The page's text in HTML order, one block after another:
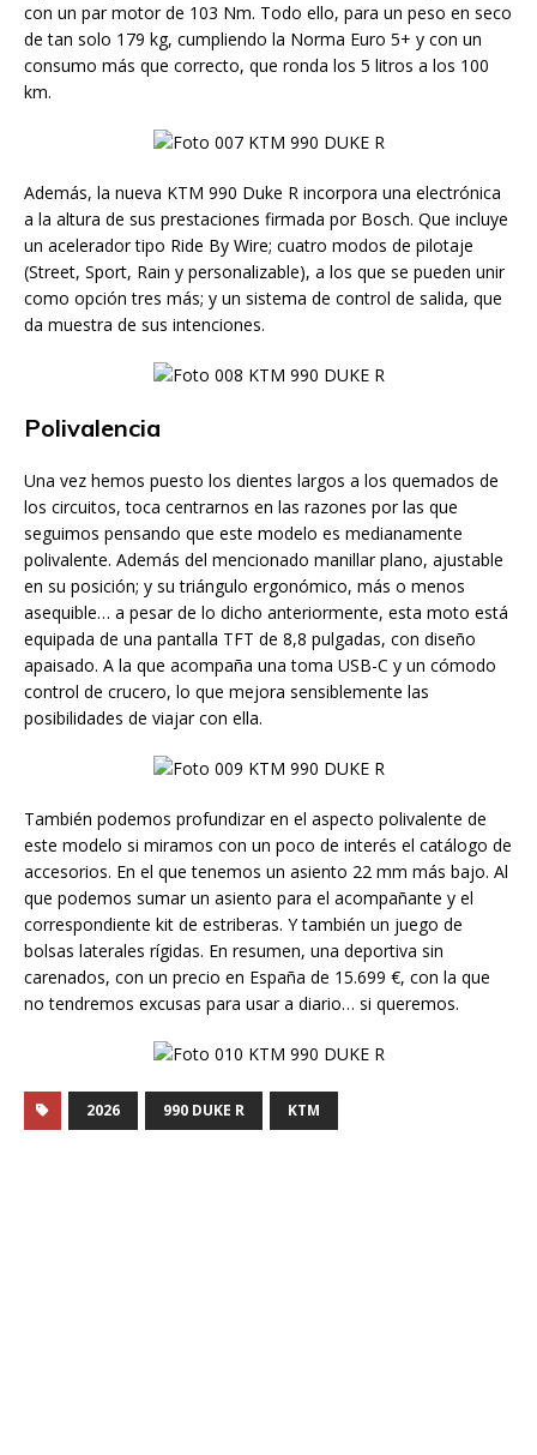
con un par motor de 103 Nm. Todo ello, para un peso en seco
de tan solo 179 kg, cumpliendo la Norma Euro 5+ y con un
consumo más que correcto, que ronda los 5 litros a los 100
km.
Además, la nueva KTM 990 Duke R incorpora una electrónica
a la altura de sus prestaciones firmada por Bosch. Que incluye
un acelerador tipo Ride By Wire; cuatro modos de pilotaje
(Street, Sport, Rain y personalizable), a los que se pueden unir
como opción tres más; y un sistema de control de salida, que
da muestra de sus intenciones.
Polivalencia
Una vez hemos puesto los dientes largos a los quemados de
los circuitos, toca centrarnos en las razones por las que
seguimos pensando que este modelo es medianamente
polivalente. Además del mencionado manillar plano, ajustable
en su posición; y su triángulo ergonómico, más o menos
asequible… a pesar de lo dicho anteriormente, esta moto está
equipada de una pantalla TFT de 8,8 pulgadas, con diseño
apaisado. A la que acompaña una toma USB-C y un cómodo
control de crucero, lo que mejora sensiblemente las
posibilidades de viajar con ella.
También podemos profundizar en el aspecto polivalente de
este modelo si miramos con un poco de interés el catálogo de
accesorios. En el que tenemos un asiento 22 mm más bajo. Al
que podemos sumar un asiento para el acompañante y el
correspondiente kit de estriberas. Y también un juego de
bolsas laterales rígidas. En resumen, una deportiva sin
carenados, con un precio en España de 15.699 €, con la que
no tendremos excusas para usar a diario… si queremos.
2026 990 DUKE R KTM